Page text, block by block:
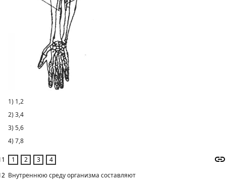
1) 1,2
2) 3,4
3) 5,6
4) 7,8
Внутреннюю среду организма составляют